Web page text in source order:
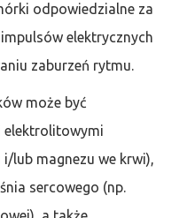
odpowiedzialne za
elektrycznych
zaburzeń rytmu.
może być
elektrolitowymi
lub magnezu we krwi),
sercowego (np.